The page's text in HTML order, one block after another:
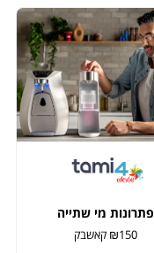
פתרונות מי שתייה
₪150 קאשבק